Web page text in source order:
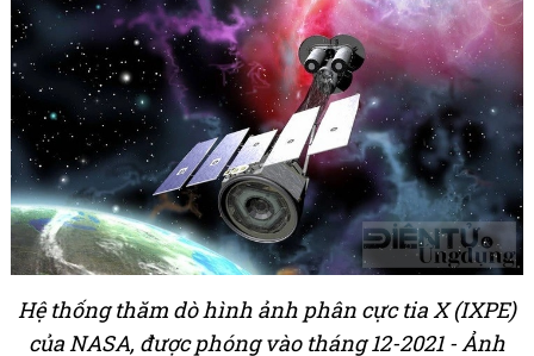
Hệ thống thăm dò hình ảnh phân cực tia X (IXPE)
của NASA, được phóng vào tháng 12-2021 - Ảnh